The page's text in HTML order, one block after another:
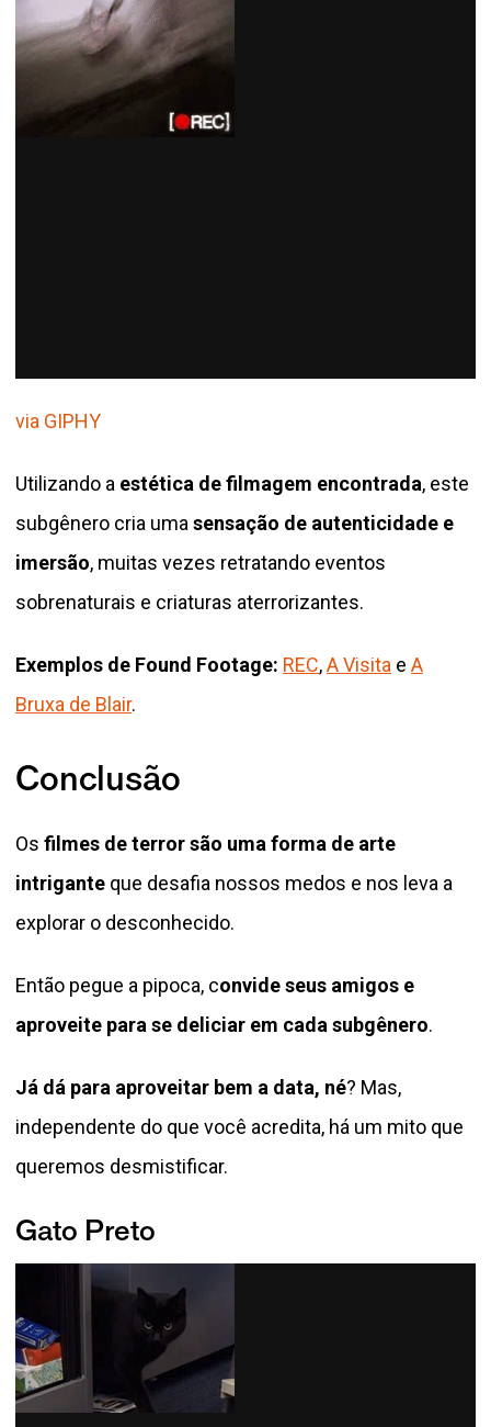
via GIPHY
Utilizando a estética de filmagem encontrada, este
subgênero cria umasensação de autenticidade e
imersão, muitas vezes retratando eventos
sobrenaturais e criaturas aterrorizantes.
Exemplos de Found Footage: REC,A Visita e A
Bruxa de Blair.
Conclusão
Os filmes de terror são uma forma de arte
intrigante que desafia nossos medos e nos leva a
explorar o desconhecido.
Então pegue a pipoca, convide seus amigos e
aproveite para se deliciar em cada subgênero.
Já dá para aproveitar bem a data, né? Mas,
independente do que você acredita, há um mito que
queremos desmistificar.
Gato Preto